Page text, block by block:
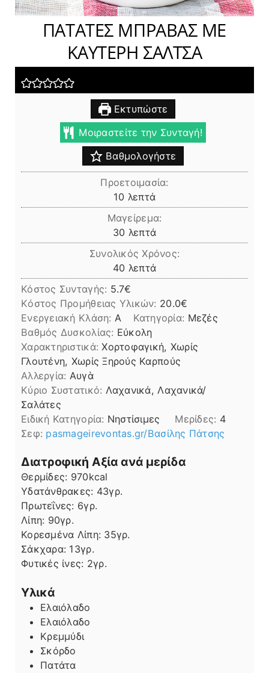
ΠΑΤΑΤΕΣ ΜΠΡΑΒΑΣ ΜΕ
ΚΑΥΤΕΡΗ ΣΑΛΤΣΑ
Εκτυπώστε
Μοιραστείτε την Συνταγή!
Βαθμολογήστε
Προετοιμασία:
10 λεπτά
λεπτά
Μαγείρεμα:
30 λεπτά
λεπτά
Συνολικός Χρόνος:
40 λεπτά
λεπτά
Κόστος Συνταγής: 5.7€
Kόστος Προμήθειας Υλικών: 20.0
Ενεργειακή Κλάση: A Κατηγορία: Μεζές
Βαθμός Δυσκολίας: Εύκολη
Χαρακτηριστικά:Χορτοφαγική, Χωρίς
Γλουτένη, Χωρίς Ξηρούς Καρπούς
Αλλεργία: Αυγὰ
Kύριο Συστατικό: Λαχανικά, Λαχανικά/
Σαλάτες
Ειδική Κατηγορία: Νηστίσιμες Μερίδες: 4
Σεφ: pasmageirevontas.gr/Βασίλης Πάτσης
Διατροφική Αξία ανά μερίδα
Θερμίδες: 970kcal
Υδατάνθρακες: 43γρ.
Πρωτεΐνες: 6γρ.
Λίπη
Λίπη: 90γρ.
Κορεσμένα Λίπη: 35γρ.
Σάκχαρα: 13γρ.
Φυτικές ίνες: 2γρ.
Υλικά
Ελαιόλαδο
Ελαιόλαδο
Κρεμμύδι
Σκόρδο
Πατάτα